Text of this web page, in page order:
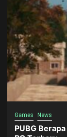
Games News
PUBG